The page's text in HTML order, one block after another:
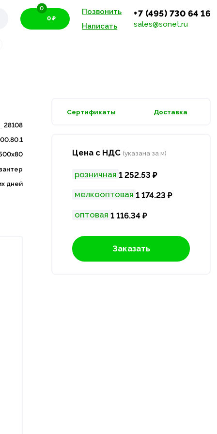
0 ₽
0
Позвонить
Написать
+7 (495) 730 64 16
sales@sonet.ru
28108
дней
Сертификаты Доставка
Цена с НДС (указана за м)
розничная 1 252.53 ₽
мелкооптовая 1 174.23 ₽
оптовая 1 116.34 ₽
Заказать